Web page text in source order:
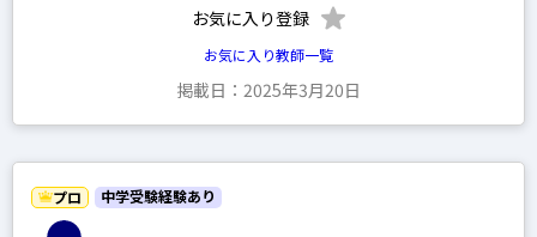
お気に入り登録
お気に入り教師一覧
掲載日：2025年3月20日
プロ 中学受験経験あり